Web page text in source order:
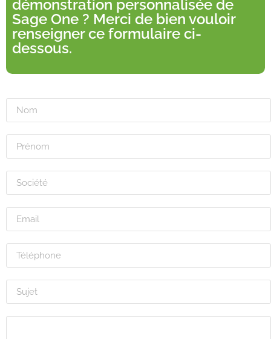
démonstration personnalisée de
Sage One ? Merci de bien vouloir
renseigner ce formulaire ci-
dessous.